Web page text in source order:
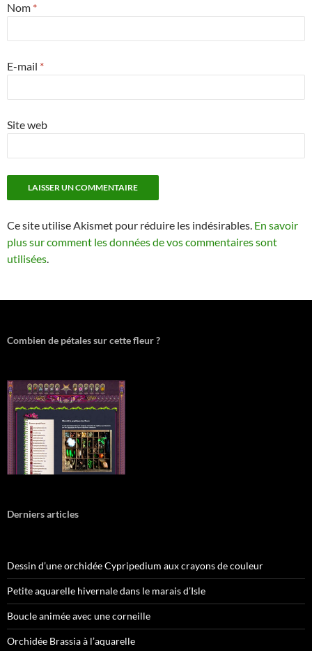
Nom *
E-mail *
Site web
Ce site utilise Akismet pour réduire les indésirables. En savoir
plus sur comment les données de vos commentaires sont
utilisées.
Combien de pétales sur cette fleur ?
Derniers articles
Dessin d’une orchidée Cypripedium aux crayons de couleur
Petite aquarelle hivernale dans le marais d’Isle
Boucle animée avec une corneille
Orchidée Brassia à l’aquarelle